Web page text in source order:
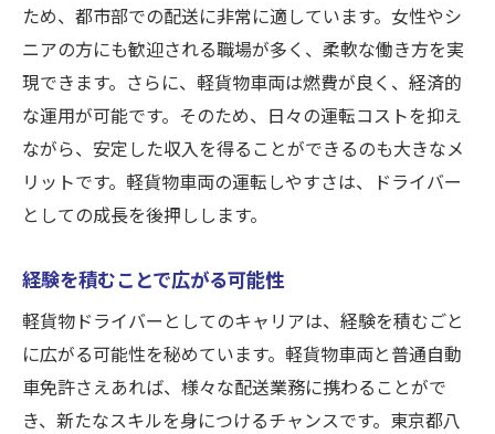
ため、都市部での配送に非常に適しています。女性やシ
ニアの方にも歓迎される職場が多く、柔軟な働き方を実
現できます。さらに、軽貨物車両は燃費が良く、経済的
な運用が可能です。そのため、日々の運転コストを抑え
ながら、安定した収入を得ることができるのも大きなメ
リットです。軽貨物車両の運転しやすさは、ドライバー
としての成長を後押しします。
経験を積むことで広がる可能性
軽貨物ドライバーとしてのキャリアは、経験を積むごと
に広がる可能性を秘めています。軽貨物車両と普通自動
車免許さえあれば、様々な配送業務に携わることがで
き、新たなスキルを身につけるチャンスです。東京都八